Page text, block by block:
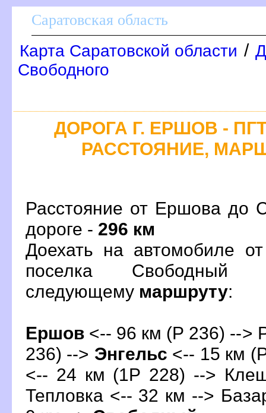
Саратовская область
Карта Саратовской области /
Свободного
ДОРОГА Г. ЕРШОВ -
РАССТОЯНИЕ,
Расстояние от Ершова до
дороге - 296 км
Доехать на автомобиле
поселка Свободный
следующему маршруту:
Ершо <-- 96 км (Р 236) -->
236) --> Энгельс <-- 15 км
<-- 24 км (1Р 228) -->
Тепловка <-- 32 км -->